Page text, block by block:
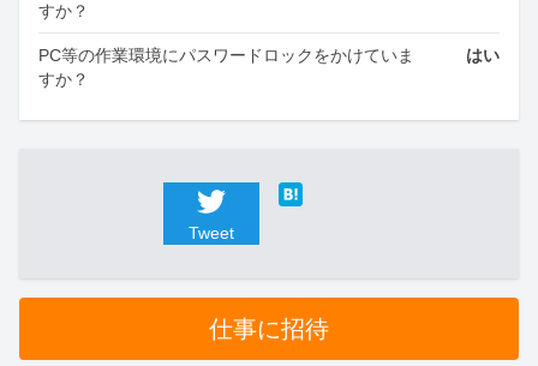
すか？
PC等の作業環境にパスワードロックをかけていま
すか？
はい
Tweet
仕事に招待